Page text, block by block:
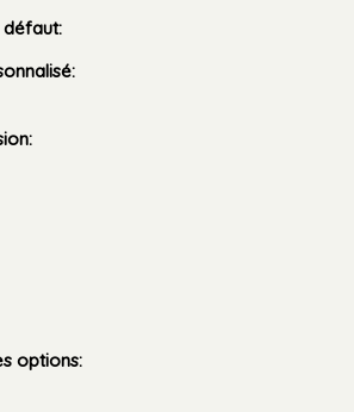
défaut:
:
:
options: